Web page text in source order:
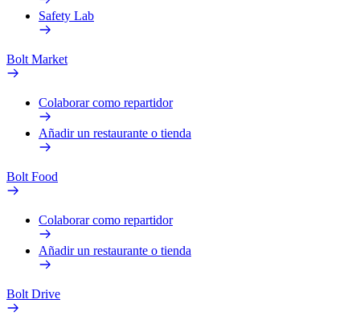
Safety Lab
Bolt Market
Colaborar como repartidor
Añadir un restaurante o tienda
Bolt Food
Colaborar como repartidor
Añadir un restaurante o tienda
Bolt Drive